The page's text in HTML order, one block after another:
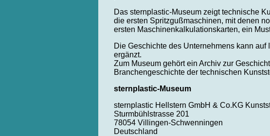
Das sternplastic-Museum zeigt technische
die ersten Spritzgußmaschinen, mit denen
ersten Maschinenkalkulationskarten, ein
Die Geschichte des Unternehmens kann
ergänzt.
Zum Museum gehört ein Archiv zur
Branchengeschichte der technischen
sternplastic-Museum
sternplastic Hellstern GmbH & Co.KG
Sturmbühlstrasse 201
78054 Villingen-Schwenningen
Deutschland